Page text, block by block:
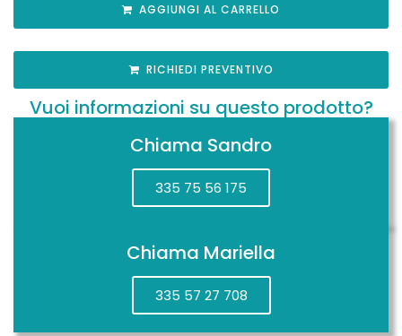
AGGIUNGI AL CARRELLO
RICHIEDI PREVENTIVO
Vuoi informazioni su questo prodotto?
Chiama Sandro
335 75 56 175
Chiama Mariella
335 57 27 708